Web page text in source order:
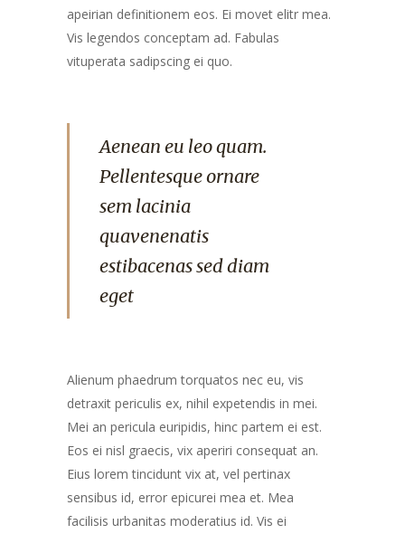
apeirian definitionem eos. Ei movet elitr mea.
Vis legendos conceptam ad. Fabulas
vituperata sadipscing ei quo.
Aenean eu leo quam.
Pellentesque ornare
sem lacinia
quavenenatis
estibacenas sed diam
eget
Alienum phaedrum torquatos nec eu, vis
detraxit periculis ex, nihil expetendis in mei.
Mei an pericula euripidis, hinc partem ei est.
Eos ei nisl graecis, vix aperiri consequat an.
Eius lorem tincidunt vix at, vel pertinax
sensibus id, error epicurei mea et. Mea
facilisis urbanitas moderatius id. Vis ei